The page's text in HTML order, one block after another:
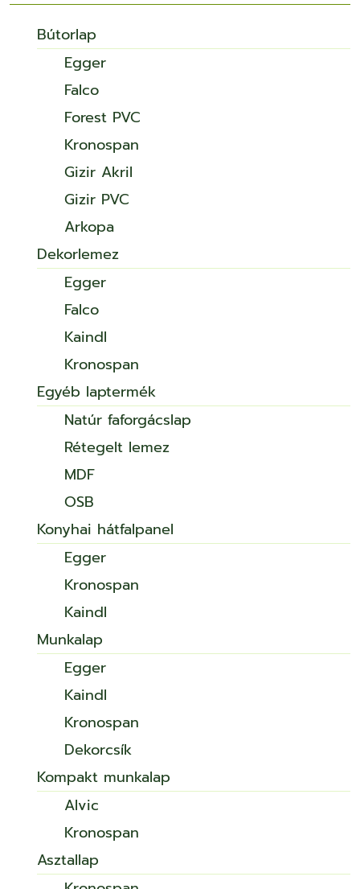
Bútorlap
Egger
Falco
Forest PVC
Kronospan
Gizir Akril
Gizir PVC
Arkopa
Dekorlemez
Egger
Falco
Kaindl
Kronospan
Egyéb laptermék
Natúr faforgácslap
Rétegelt lemez
MDF
OSB
Konyhai hátfalpanel
Egger
Kronospan
Kaindl
Munkalap
Egger
Kaindl
Kronospan
Dekorcsík
Kompakt munkalap
Alvic
Kronospan
Asztallap